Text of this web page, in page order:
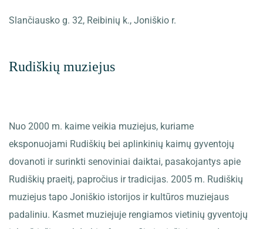
Slančiausko g. 32, Reibinių k., Joniškio r.
Rudiškių muziejus
Nuo 2000 m. kaime veikia muziejus, kuriame
eksponuojami Rudiškių bei aplinkinių kaimų gyventojų
dovanoti ir surinkti senoviniai daiktai, pasakojantys apie
Rudiškių praeitį, papročius ir tradicijas. 2005 m. Rudiškių
muziejus tapo Joniškio istorijos ir kultūros muziejaus
padaliniu. Kasmet muziejuje rengiamos vietinių gyventojų